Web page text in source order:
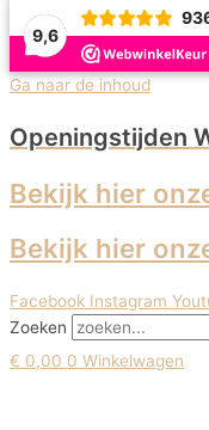
9,6
Ga naar de inhoud
Openingstijden
Bekijk hier
Bekijk hier
Facebook Instagram
Zoeken
€ 0,00 0 Winkelwagen
Uitverkoop!